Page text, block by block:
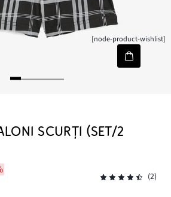
[node-product-wishlist]
SCURȚI (SET/2
(2)